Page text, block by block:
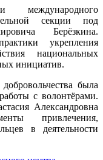
международного
секции под
Берёзкина.
укрепления
национальных
инициатив.
была
с волонтёрами.
Александровна
привлечения,
в деятельности